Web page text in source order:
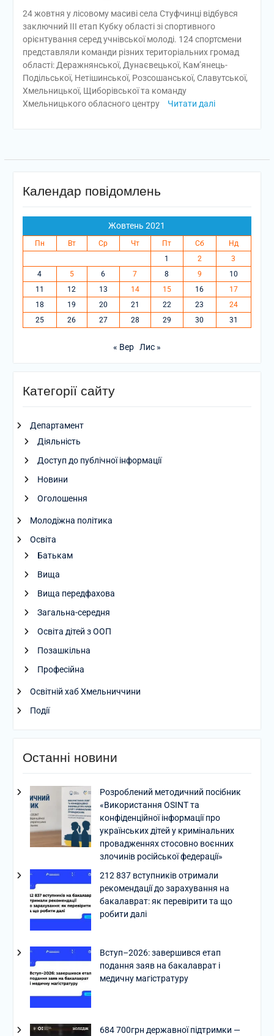
24 жовтня у лісовому масиві села Стуфчинці відбувся
заключний ІІІ етап Кубку області зі спортивного
орієнтування серед учнівської молоді. 124 спортсмени
представляли команди різних територіальних громад
області: Деражнянської, Дунаєвецької, Кам’янець-
Подільської, Нетішинської, Розсошанської, Славутської,
Хмельницької, Щиборівської та команду
Хмельницького обласного центру
Читати далі
Календар повідомлень
Жовтень 2021
Пн Вт Ср Чт Пт Сб
Нд
1
2
3
4
5 6 7 8 9
10
11
12 13 14 15 16
17
18
19 20 21 22 23
24
25
26 27 28 29 30 31
« Вер Лис »
Категорії сайту
Департамент
Діяльність
Доступ до публічної інформації
Новини
Оголошення
Молодіжна політика
Освіта
Батькам
Вища
Вища передфахова
Загальна-середня
Освіта дітей з ООП
Позашкільна
Професійна
Освітній хаб Хмельниччини
Події
Останні новини
Розроблений методичний посібник
«Використання OSINT та
конфіденційної інформації про
українських дітей у кримінальних
провадженнях стосовно воєнних
злочинів російської федерації»
212 837 вступників отримали
рекомендації до зарахування на
бакалаврат: як перевірити та що
робити далі
Вступ–2026: завершився етап
подання заяв на бакалаврат і
медичну магістратуру
684 700грн державної підтримки —